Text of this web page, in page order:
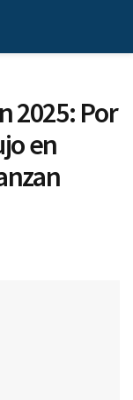
2025: Por
en